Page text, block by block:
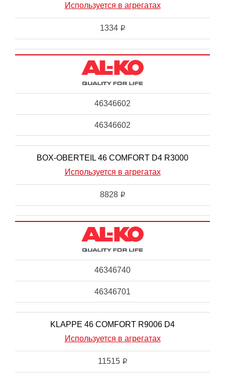
Используется в агрегатах
1334 i
46346602
46346602
BOX-OBERTEIL 46 COMFORT D4 R3000
Используется в агрегатах
8828 i
46346740
46346701
KLAPPE 46 COMFORT R9006 D4
Используется в агрегатах
11515 i